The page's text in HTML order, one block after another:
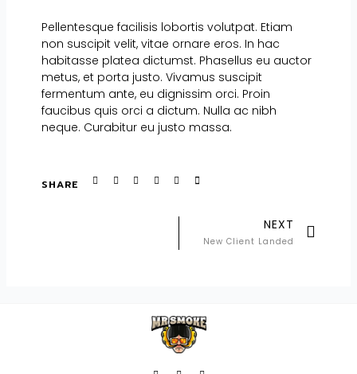
Pellentesque facilisis lobortis volutpat. Etiam
non suscipit velit, vitae ornare eros. In hac
habitasse platea dictumst. Phasellus eu auctor
metus, et porta justo. Vivamus suscipit
fermentum ante, eu dignissim orci. Proin
faucibus quis orci a dictum. Nulla ac nibh
neque. Curabitur eu justo massa.
SHARE
NEXT
New Client Landed